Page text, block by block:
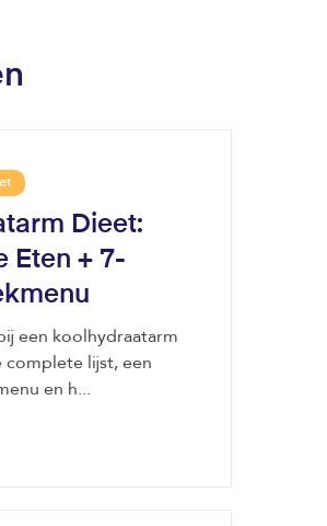
Dieet:
Eten + 7-
een koolhydraatarm
lijst, een
en h...